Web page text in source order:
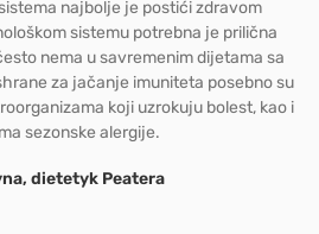
najbolje je postići zdravom
sistemu potrebna je prilična
nema u savremenim dijetama sa
za jačanje imuniteta posebno su
koji uzrokuju bolest, kao i
sezonske alergije.
dietetyk Peatera